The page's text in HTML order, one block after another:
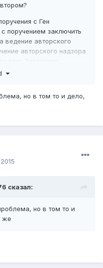
с Ген
поручением заключить
ведение авторского
авторского надзора
Заказчику
но в том то и дело,
сказал:
но в том то и
же